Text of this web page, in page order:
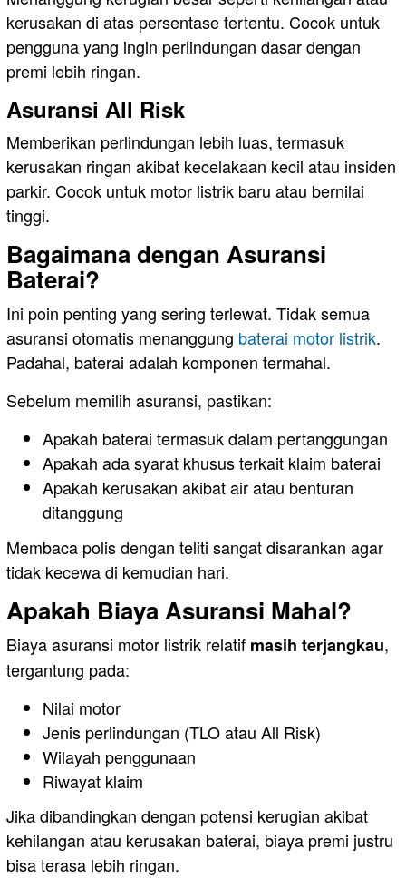
kerusakan di atas persentase tertentu. Cocok untuk
pengguna yang ingin perlindungan dasar dengan
premi lebih ringan.
Asuransi All Risk
Memberikan perlindungan lebih luas, termasuk
kerusakan ringan akibat kecelakaan kecil atau insiden
parkir. Cocok untuk motor listrik baru atau bernilai
tinggi.
Bagaimana dengan Asuransi
Baterai?
Ini poin penting yang sering terlewat. Tidak semua
asuransi otomatis menanggung baterai motor listrik.
Padahal, baterai adalah komponen termahal.
Sebelum memilih asuransi, pastikan:
Apakah baterai termasuk dalam pertanggungan
Apakah ada syarat khusus terkait klaim baterai
Apakah kerusakan akibat air atau benturan
ditanggung
Membaca polis dengan teliti sangat disarankan agar
tidak kecewa di kemudian hari.
Apakah Biaya Asuransi Mahal?
Biaya asuransi motor listrik relatif masih terjangkau,
tergantung pada:
Nilai motor
Jenis perlindungan (TLO atau All Risk)
Wilayah penggunaan
Riwayat klaim
Jika dibandingkan dengan potensi kerugian akibat
kehilangan atau kerusakan baterai, biaya premi justru
bisa terasa lebih ringan.